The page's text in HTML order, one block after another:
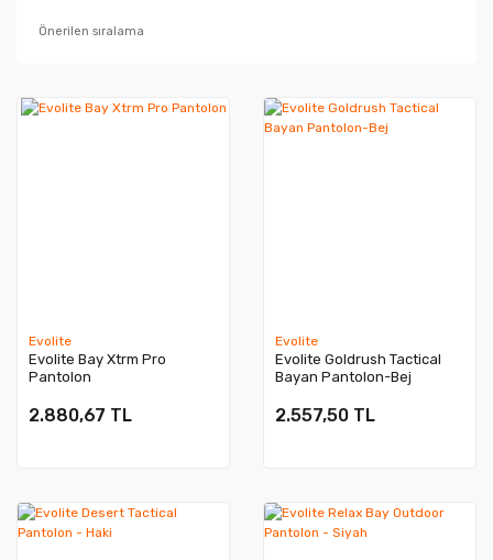
Evolite
Evolite Bay Xtrm Pro
Pantolon
2.880,67 TL
Evolite
Evolite Goldrush Tactical
Bayan Pantolon-Bej
2.557,50 TL